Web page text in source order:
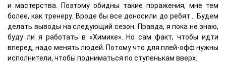
и мастерства. Поэтому обидны такие поражения, мне тем
более, как тренеру. Вроде бы все доносили до ребят… Будем
делать выводы на следующий сезон. Правда, я пока не знаю,
буду ли я работать в «Химике». Но сам факт, чтобы идти
вперед, надо менять людей. Потому что для плей-офф нужны
исполнители, чтобы подниматься по ступенькам вверх.